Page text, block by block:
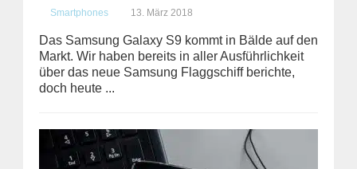
Smartphones 13. März 2018
Das Samsung Galaxy S9 kommt in Bälde auf den
Markt. Wir haben bereits in aller Ausführlichkeit
über das neue Samsung Flaggschiff berichte,
doch heute ...